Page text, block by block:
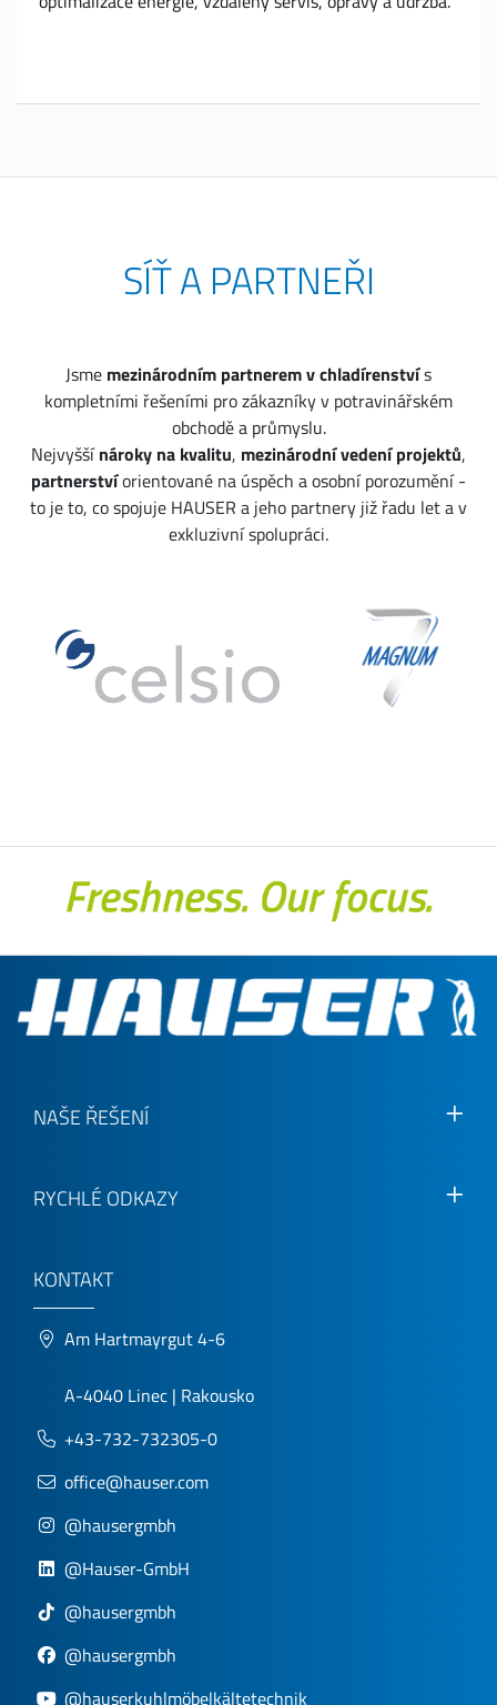
SÍŤ A PARTNEŘI
Jsme mezinárodním partnerem v chladírenstvís
kompletními řešeními pro zákazníky v potravinářském
obchodě a průmyslu.
Nejvyššínároky na kvalitu, mezinárodní vedení projektů,
partnerstvíorientované na úspěch a osobní porozumění -
to je to, co spojuje HAUSER a jeho partnery již řadu let a v
exkluzivní spolupráci.
NAŠE ŘEŠENÍ
RYCHLÉ ODKAZY
KONTAKT
Am Hartmayrgut 4-6
A-4040 Linec | Rakousko
+43-732-732305-0
office@hauser.com
@hausergmbh
@Hauser-GmbH
@hausergmbh
@hausergmbh
@hauserkuhlmöbelkältetechnik